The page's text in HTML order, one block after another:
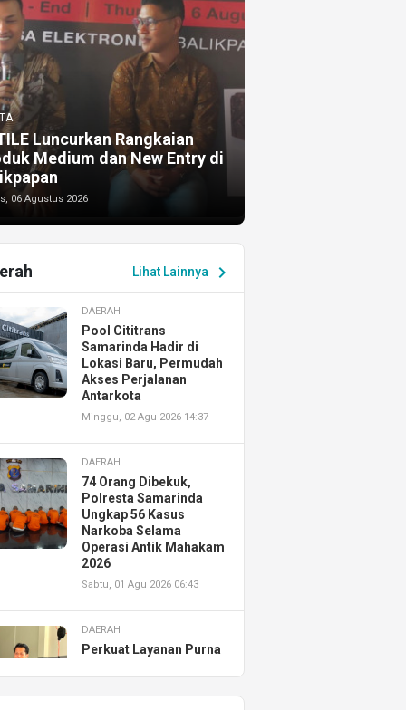
Luncurkan Rangkaian
Medium dan New Entry di
06 Agustus 2026
Lihat Lainnya chevron_right
DAERAH
Pool Cititrans
Samarinda Hadir di
Lokasi Baru, Permudah
Akses Perjalanan
Antarkota
Minggu, 02 Agu 2026 14:37
DAERAH
74 Orang Dibekuk,
Polresta Samarinda
Ungkap 56 Kasus
Narkoba Selama
Operasi Antik Mahakam
2026
Sabtu, 01 Agu 2026 06:43
DAERAH
Perkuat Layanan Purna
Resmikan AHASS